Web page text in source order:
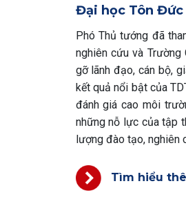
Đại học Tôn Đức
Phó Thủ tướng đã
nghiên cứu và
gỡ lãnh đạo, cán bộ,
kết quả nổi bật của
đánh giá cao môi
những nỗ lực của tập
lượng đào tạo, nghiên
Tìm hiểu